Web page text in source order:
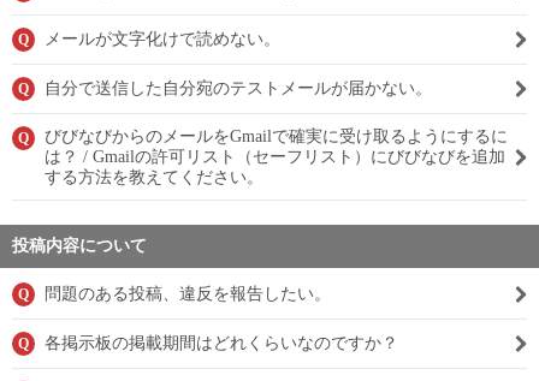
Q メールが文字化けで読めない。
Q 自分で送信した自分宛のテストメールが届かない。
Q
びびなびからのメールをGmailで確実に受け取るようにするに
は？ / Gmailの許可リスト（セーフリスト）にびびなびを追加
する方法を教えてください。
投稿内容について
Q 問題のある投稿、違反を報告したい。
Q 各掲示板の掲載期間はどれくらいなのですか？